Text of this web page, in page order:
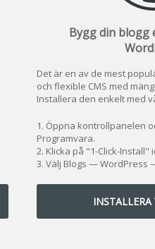
Bygg din blogg
Det är en av de mest
och flexible CMS med
Installera den enkelt med
Öppna kontrollpanelen
Programvara.
Klicka på "1-Click-Install"
Välj Blogs — WordPress
INSTALLERA